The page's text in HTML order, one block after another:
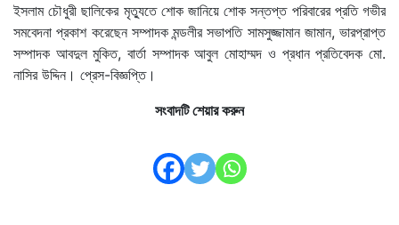
ইসলাম চৌধুরী ছালিকের মৃত্যুতে শোক জানিয়ে শোক সন্তপ্ত পরিবারের প্রতি গভীর
সমবেদনা প্রকাশ করেছেন সম্পাদক মন্ডলীর সভাপতি সামসুজ্জামান জামান, ভারপ্রাপ্ত
সম্পাদক আবদুল মুকিত, বার্তা সম্পাদক আবুল মোহাম্মদ ও প্রধান প্রতিবেদক মো.
নাসির উদ্দিন। প্রেস-বিজ্ঞপ্তি।
সংবাদটি শেয়ার করুন